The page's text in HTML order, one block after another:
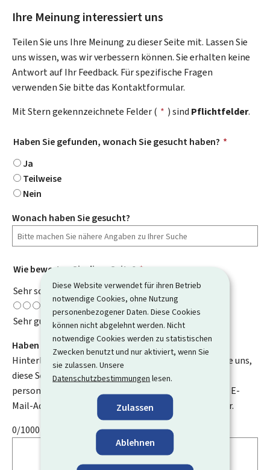
Diese Website verwendet für ihren Betrieb
notwendige Cookies, ohne Nutzung
personenbezogener Daten. Diese Cookies
können nicht abgelehnt werden. Nicht
notwendige Cookies werden zu statistischen
Zwecken benutzt und nur aktiviert, wenn Sie
sie zulassen. Unsere
Datenschutzbestimmungen lesen.
Zulassen
Ablehnen
Ihre Meinung interessiert uns
Teilen Sie uns Ihre Meinung zu dieser Seite mit. Lassen Sie
uns wissen, was wir verbessern können. Sie erhalten keine
Antwort auf Ihr Feedback. Für spezifische Fragen
verwenden Sie bitte das Kontaktformular.
Mit Stern gekennzeichnete Felder ( * ) sind Pflichtfelder.
Haben Sie gefunden, wonach Sie gesucht haben? *
Ja
Teilweise
Nein
Wonach haben Sie gesucht?
Wie bewerten Sie diese Seite? *
Sehr schlecht
Sehr gut
Haben Sie Verbesserungsvorschläge?
Hinterlassen Sie uns einen Kommentar und helfen Sie uns,
diese Seite zu verbessern. Bitte geben Sie keine
personenbezogenen Daten an, wie zum Beispiel Ihre E-
Mail-Adresse, Ihren Namen oder Ihre Telefonnummer.
0/1000